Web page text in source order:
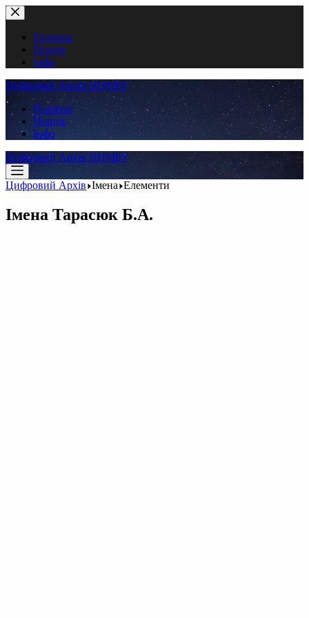
Перейти
до
вмістуГоловна
Пошук
Інфо
Цифровий Архів ННМБУ
Головна
Пошук
Інфо
Цифровий Архів ННМБУ
Цифровий Архів Імена Елементи
Імена Тарасюк Б.А.